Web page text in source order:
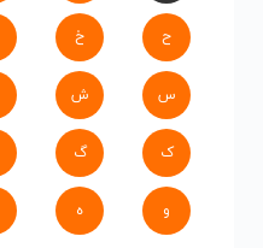
ح خ
س ش
ک گ
و ه